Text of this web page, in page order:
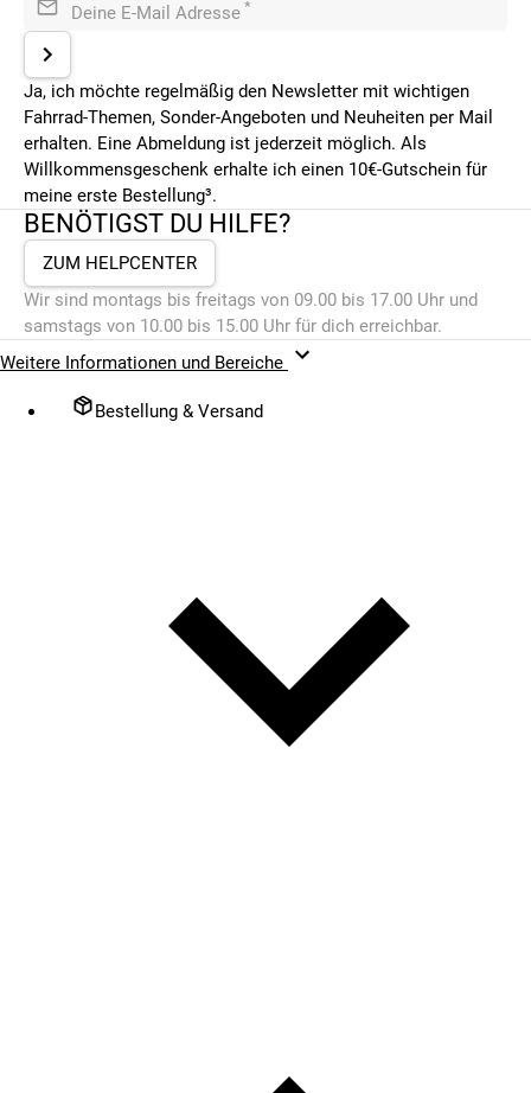
Deine E-Mail Adresse *
Ja, ich möchte regelmäßig den Newsletter mit wichtigen
Fahrrad-Themen, Sonder-Angeboten und Neuheiten per Mail
erhalten. Eine Abmeldung ist jederzeit möglich. Als
Willkommensgeschenk erhalte ich einen 10€-Gutschein für
meine erste Bestellung³.
BENÖTIGST DU HILFE?
ZUM HELPCENTER
Wir sind montags bis freitags von 09.00 bis 17.00 Uhr und
samstags von 10.00 bis 15.00 Uhr für dich erreichbar.
Weitere Informationen und Bereiche
Bestellung & Versand